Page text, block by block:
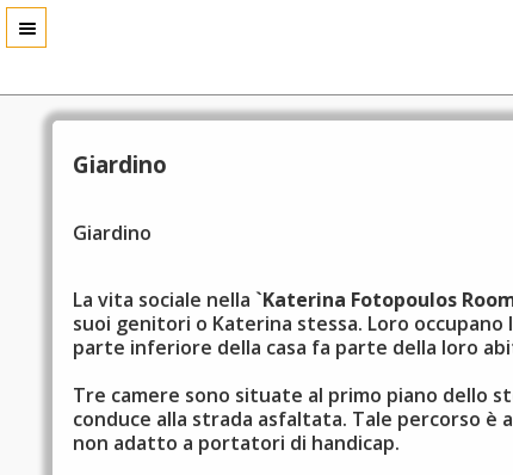
Giardino
Giardino
La vita sociale nella`Katerina Fotopoulos
suoi genitori o Katerina stessa. Loro
parte inferiore della casa fa parte della loro
Tre camere sono situate al primo piano dello
conduce alla strada asfaltata. Tale percorso
non adatto a portatori di handicap.